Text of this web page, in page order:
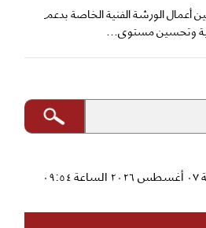
أعمال الورشة الفنية الخاصة بدعم
وتحسين مستوى...
آخر تحديث للموقع: الجمعة ٠٧ أغسطس ٢٠٢٦ الساعة ٠٩:٥٤